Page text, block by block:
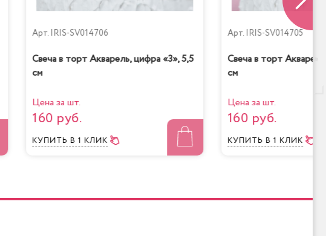
Арт. IRIS-SV014706
Свеча в торт Акварель, цифра «3», 5,5
см
Цена за шт.
160 руб.
КУПИТЬВ 1 КЛИК
Арт. IRIS-SV014705
Свеча в торт
см
Цена за шт.
160 руб.
КУПИТЬ В 1 КЛИК